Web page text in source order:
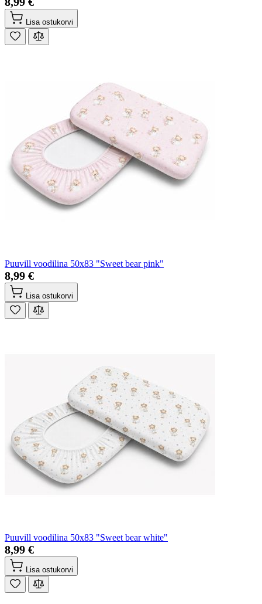
Lisa ostukorvi
Puuvill voodilina 50x83 "Sweet bear pink"
8,99 €
Lisa ostukorvi
Puuvill voodilina 50x83 "Sweet bear white"
8,99 €
Lisa ostukorvi